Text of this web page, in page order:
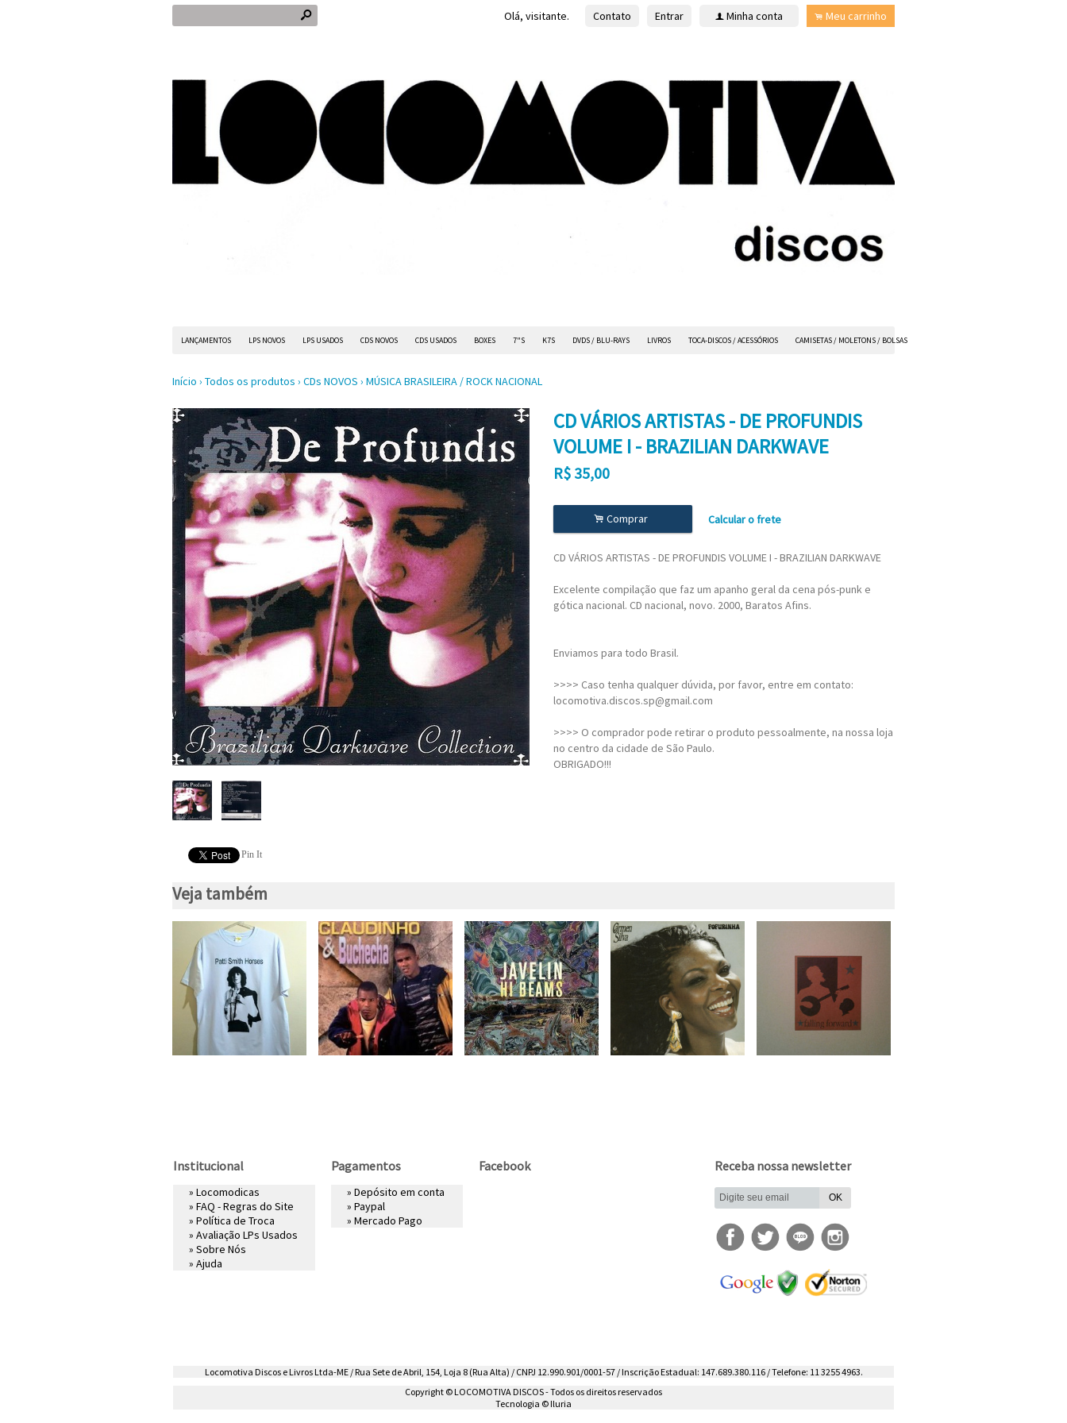
s Olá, visitante. Contato Entrar f Minha conta . Meu carrinho
LANÇAMENTOS LPS NOVOS LPS USADOS CDS NOVOS CDS USADOS BOXES 7"S K7S DVDS / BLU-RAYS LIVROS TOCA-DISCOS / ACESSÓRIOS CAMISETAS / MOLETONS / BOLSAS
Início › Todos os produtos › CDs NOVOS › MÚSICA BRASILEIRA / ROCK NACIONAL
Pin It
CD VÁRIOS ARTISTAS - DE PROFUNDIS
VOLUME I - BRAZILIAN DARKWAVE
R$ 35,00
. Comprar Calcular o frete
CD VÁRIOS ARTISTAS - DE PROFUNDIS VOLUME I - BRAZILIAN DARKWAVE
Excelente compilação que faz um apanho geral da cena pós-punk e
gótica nacional. CD nacional, novo. 2000, Baratos Afins.
Enviamos para todo Brasil.
>>>> Caso tenha qualquer dúvida, por favor, entre em contato:
locomotiva.discos.sp@gmail.com
>>>> O comprador pode retirar o produto pessoalmente, na nossa loja
no centro da cidade de São Paulo.
OBRIGADO!!!
Veja também
Institucional
» Locomodicas
» FAQ - Regras do Site
» Política de Troca
» Avaliação LPs Usados
» Sobre Nós
» Ajuda
Pagamentos
» Depósito em conta
» Paypal
» Mercado Pago
Facebook Receba nossa newsletter
Locomotiva Discos e Livros Ltda-ME / Rua Sete de Abril, 154, Loja 8 (Rua Alta) / CNPJ 12.990.901/0001-57 / Inscrição Estadual: 147.689.380.116 / Telefone: 11 3255 4963.
Copyright © LOCOMOTIVA DISCOS - Todos os direitos reservados
Tecnologia © Iluria